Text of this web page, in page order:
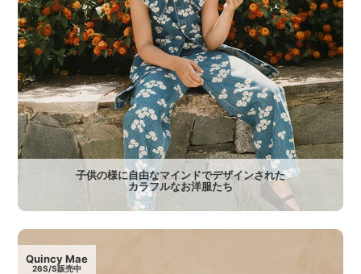
子供の様に自由なマインドでデザインされた
カラフルなお洋服たち
Quincy Mae
26S/S販売中